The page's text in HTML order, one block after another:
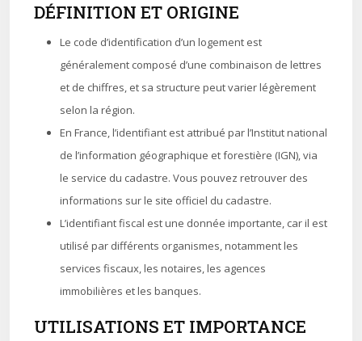
DÉFINITION ET ORIGINE
Le code d’identification d’un logement est
généralement composé d’une combinaison de lettres
et de chiffres, et sa structure peut varier légèrement
selon la région.
En France, l’identifiant est attribué par l’Institut national
de l’information géographique et forestière (IGN), via
le service du cadastre. Vous pouvez retrouver des
informations sur le site officiel du cadastre.
L’identifiant fiscal est une donnée importante, car il est
utilisé par différents organismes, notamment les
services fiscaux, les notaires, les agences
immobilières et les banques.
UTILISATIONS ET IMPORTANCE